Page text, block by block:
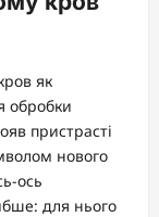
як
обробки
пристрасті
нового
ось
для нього